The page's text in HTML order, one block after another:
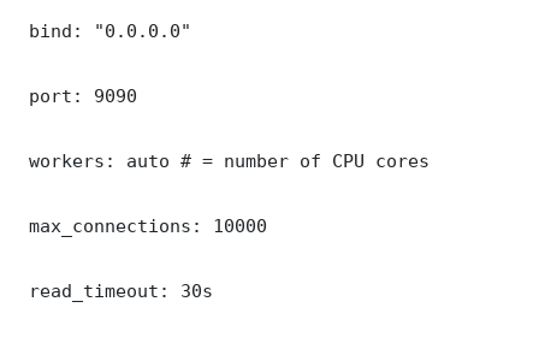
bind: "0.0.0.0"
port: 9090
workers: auto # = number of CPU cores
max_connections: 10000
read_timeout: 30s